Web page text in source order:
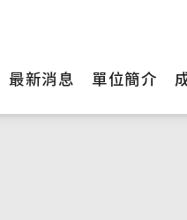
最新消息 單位簡介